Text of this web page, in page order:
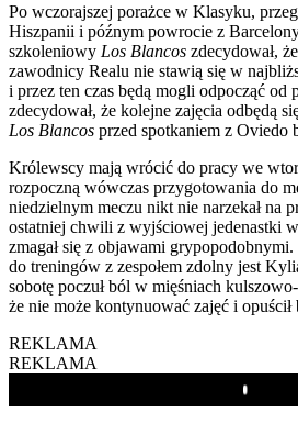
Po wczorajszej porażce w Klasyku,
Hiszpanii i późnym powrocie z
szkoleniowy Los Blancos zdecydował,
zawodnicy Realu nie stawią się w
i przez ten czas będą mogli odpocząć od
zdecydował, że kolejne zajęcia odbędą
Los Blancos przed spotkaniem z Oviedo
Królewscy mają wrócić do pracy we
rozpoczną wówczas przygotowania do
niedzielnym meczu nikt nie narzekał na
ostatniej chwili z wyjściowej jedenastki
zmagał się z objawami
do treningów z zespołem zdolny jest
sobotę poczuł ból w mięśniach
że nie może kontynuować zajęć i
REKLAMA
REKLAMA
Play